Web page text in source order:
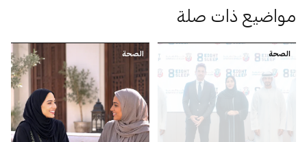
مواضيع ذات صلة
الصحة الصحة